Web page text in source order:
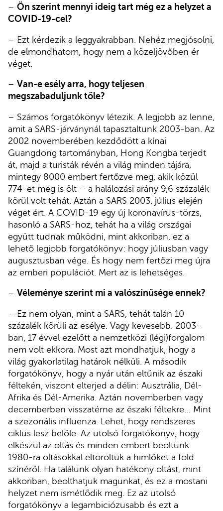
– Ön szerint mennyi ideig tart még ez a helyzet a
COVID-19-cel?
– Ezt kérdezik a leggyakrabban. Nehéz megjósolni,
de elmondhatom, hogy nem a közeljövőben ér
véget.
– Van-e esély arra, hogy teljesen
megszabaduljunk tőle?
– Számos forgatókönyv létezik. A legjobb az lenne,
amit a SARS-járványnál tapasztaltunk 2003-ban. Az
2002 novemberében kezdődött a kínai
Guangdong tartományban, Hong Kongba terjedt
át, majd a turisták révén a világ minden tájára,
mintegy 8000 embert fertőzve meg, akik közül
774-et meg is ölt – a halálozási arány 9,6 százalék
körül volt tehát. Aztán a SARS 2003. július elején
véget ért. A COVID-19 egy új koronavírus-törzs,
hasonló a SARS-hoz, tehát ha a világ országai
együtt tudnak működni, mint akkoriban, ez a
lehető legjobb forgatókönyv: hogy júliusban vagy
augusztusban vége. És hogy nem fertőzi meg újra
az emberi populációt. Mert az is lehetséges.
– Véleménye szerint mi a valószínűsége ennek?
– Ez nem olyan, mint a SARS, tehát talán 10
százalék körüli az esélye. Vagy kevesebb. 2003-
ban, 17 évvel ezelőtt a nemzetközi (légi)forgalom
nem volt ekkora. Most azt mondhatjuk, hogy a
világ gyakorlatilag határok nélküli. A második
forgatókönyv, hogy a nyár után eltűnik az északi
féltekén, viszont elterjed a délin: Ausztrália, Dél-
Afrika és Dél-Amerika. Aztán novemberben vagy
decemberben visszatérne az északi féltekre… Mint
a szezonális influenza. Lehet, hogy rendszeres
ciklus lesz belőle. Az utolsó forgatókönyv, hogy
elkészül az oltás és minden embert beoltunk.
1980-ra oltásokkal eltöröltük a himlőket a föld
színéről. Ha találunk olyan hatékony oltást, mint
akkoriban, beolthatjuk magunkat, és ez a mostani
helyzet nem ismétlődik meg. Ez az utolsó
forgatókönyv a legambiciózusabb és ezt a